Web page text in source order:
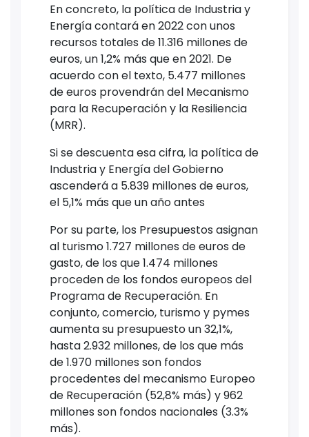
En concreto, la política de Industria y
Energía contará en 2022 con unos
recursos totales de 11.316 millones de
euros, un 1,2% más que en 2021. De
acuerdo con el texto, 5.477 millones
de euros provendrán del Mecanismo
para la Recuperación y la Resiliencia
(MRR).
Si se descuenta esa cifra, la política de
Industria y Energía del Gobierno
ascenderá a 5.839 millones de euros,
el 5,1% más que un año antes
Por su parte, los Presupuestos asignan
al turismo 1.727 millones de euros de
gasto, de los que 1.474 millones
proceden de los fondos europeos del
Programa de Recuperación. En
conjunto, comercio, turismo y pymes
aumenta su presupuesto un 32,1%,
hasta 2.932 millones, de los que más
de 1.970 millones son fondos
procedentes del mecanismo Europeo
de Recuperación (52,8% más) y 962
millones son fondos nacionales (3.3%
más).